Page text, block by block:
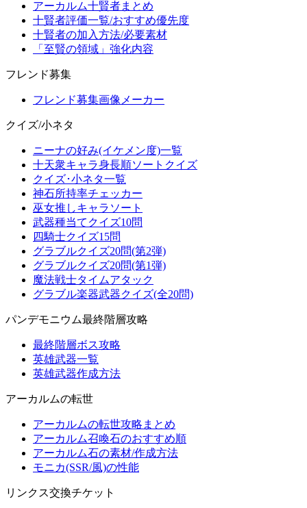
アーカルム十賢者まとめ
十賢者評価一覧/おすすめ優先度
十賢者の加入方法/必要素材
「至賢の領域」強化内容
フレンド募集
フレンド募集画像メーカー
クイズ/小ネタ
ニーナの好み(イケメン度)一覧
十天衆キャラ身長順ソートクイズ
クイズ･小ネタ一覧
神石所持率チェッカー
巫女推しキャラソート
武器種当てクイズ10問
四騎士クイズ15問
グラブルクイズ20問(第2弾)
グラブルクイズ20問(第1弾)
魔法戦士タイムアタック
グラブル楽器武器クイズ(全20問)
パンデモニウム最終階層攻略
最終階層ボス攻略
英雄武器一覧
英雄武器作成方法
アーカルムの転世
アーカルムの転世攻略まとめ
アーカルム召喚石のおすすめ順
アーカルム石の素材/作成方法
モニカ(SSR/風)の性能
リンクス交換チケット